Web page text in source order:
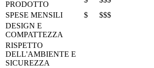
PRODOTTO
SPESE MENSILI
$ $$$
DESIGN E
COMPATTEZZA
RISPETTO
DELL'AMBIENTE E
SICUREZZA